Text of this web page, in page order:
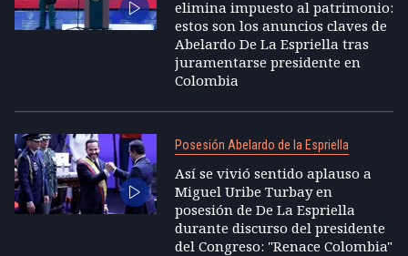
elimina impuesto al patrimonio:
estos son los anuncios claves de
Abelardo De La Espriella tras
juramentarse presidente en
Colombia
Posesión Abelardo de la Espriella
Así se vivió sentido aplauso a
Miguel Uribe Turbay en
posesión de De La Espriella
durante discurso del presidente
del Congreso: "Renace Colombia"